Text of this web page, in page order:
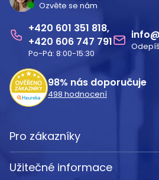
Ozvěte se nám
601 351 818
606 747 791
Po-Pá: 8:00-15:30
info@
98% nás doporučuje
498 hodnocení
Pro zákazníky
Užitečné informace